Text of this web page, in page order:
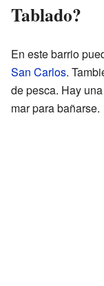
Tablado?
En este barrio
San Carlos.
de pesca. Hay
mar para bañarse.